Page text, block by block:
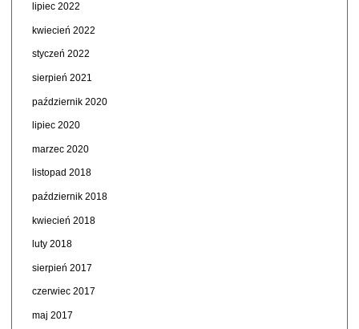
lipiec 2022
kwiecień 2022
styczeń 2022
sierpień 2021
październik 2020
lipiec 2020
marzec 2020
listopad 2018
październik 2018
kwiecień 2018
luty 2018
sierpień 2017
czerwiec 2017
maj 2017